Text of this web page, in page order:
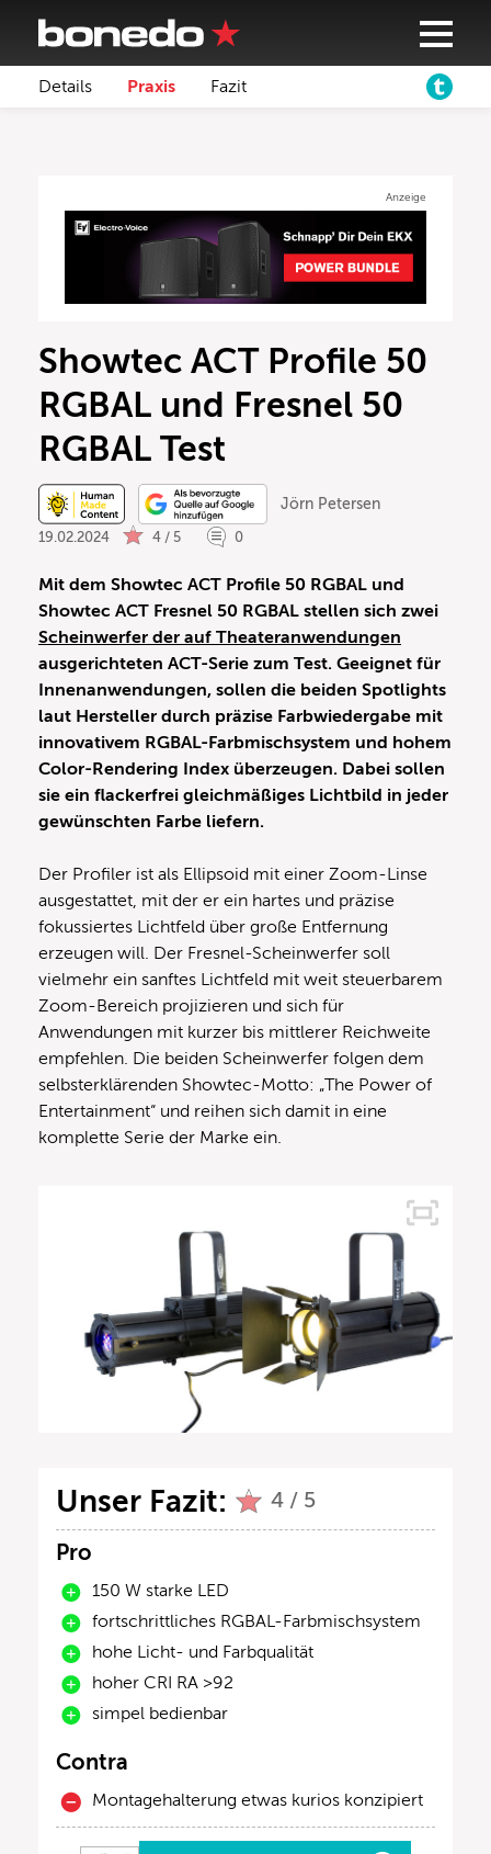
Details Praxis Fazit
Anzeige
Showtec ACT Profile 50
RGBAL und Fresnel 50
RGBAL Test
Jörn Petersen
19.02.2024 4 / 5 0
Mit dem Showtec ACT Profile 50 RGBAL und
Showtec ACT Fresnel 50 RGBAL stellen sich zwei
Scheinwerfer der auf Theateranwendungen
ausgerichteten ACT-Serie zum Test. Geeignet für
Innenanwendungen, sollen die beiden Spotlights
laut Hersteller durch präzise Farbwiedergabe mit
innovativem RGBAL-Farbmischsystem und hohem
Color-Rendering Index überzeugen. Dabei sollen
sie ein flackerfrei gleichmäßiges Lichtbild in jeder
gewünschten Farbe liefern.
Der Profiler ist als Ellipsoid mit einer Zoom-Linse
ausgestattet, mit der er ein hartes und präzise
fokussiertes Lichtfeld über große Entfernung
erzeugen will. Der Fresnel-Scheinwerfer soll
vielmehr ein sanftes Lichtfeld mit weit steuerbarem
Zoom-Bereich projizieren und sich für
Anwendungen mit kurzer bis mittlerer Reichweite
empfehlen. Die beiden Scheinwerfer folgen dem
selbsterklärenden Showtec-Motto: „The Power of
Entertainment“ und reihen sich damit in eine
komplette Serie der Marke ein.
Unser Fazit: 4 / 5
Pro
150 W starke LED
fortschrittliches RGBAL-Farbmischsystem
hohe Licht- und Farbqualität
hoher CRI RA >92
simpel bedienbar
Contra
Montagehalterung etwas kurios konzipiert